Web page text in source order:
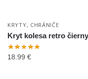
KRYTY, CHRÁNIČE
Kryt kolesa retro čierny
18.99 €